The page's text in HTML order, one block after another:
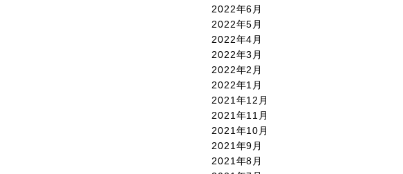
2022年6月
2022年5月
2022年4月
2022年3月
2022年2月
2022年1月
2021年12月
2021年11月
2021年10月
2021年9月
2021年8月